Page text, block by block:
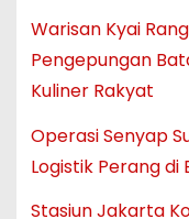
Warisan Kyai
Pengepungan
Kuliner Rakyat
Operasi Senyap
Logistik Perang di
Stasiun Jakarta